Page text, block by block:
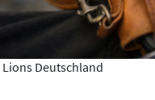
Lions Deutschland